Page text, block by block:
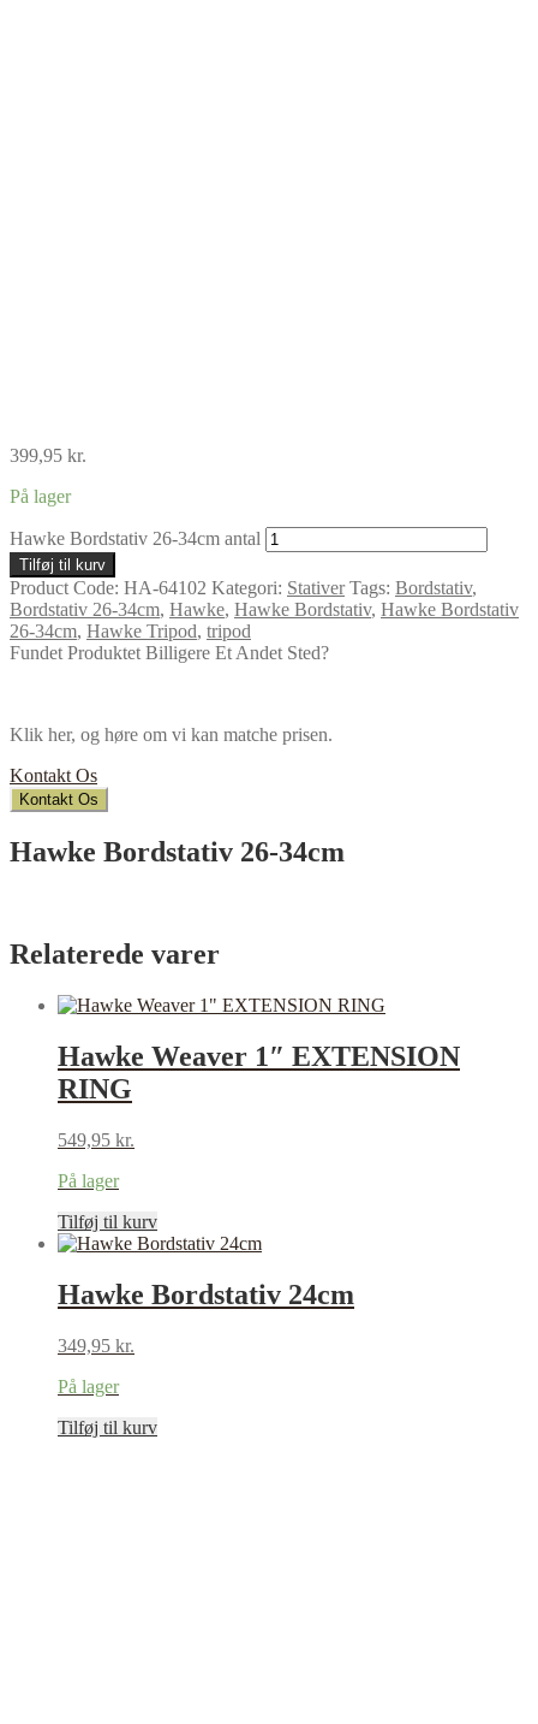
399,95 kr.
På lager
Hawke Bordstativ 26-34cm antal
Tilføj til kurv
Product Code: HA-64102 Kategori: Stativer Tags: Bordstativ,
Bordstativ 26-34cm, Hawke, Hawke Bordstativ, Hawke Bordstativ
26-34cm, Hawke Tripod, tripod
Fundet Produktet Billigere Et Andet Sted?
Klik her, og høre om vi kan matche prisen.
Kontakt Os
Kontakt Os
Hawke Bordstativ 26-34cm
Relaterede varer
Hawke Weaver 1″ EXTENSION
RING
549,95 kr.
På lager
Tilføj til kurv
Hawke Bordstativ 24cm
349,95 kr.
På lager
Tilføj til kurv